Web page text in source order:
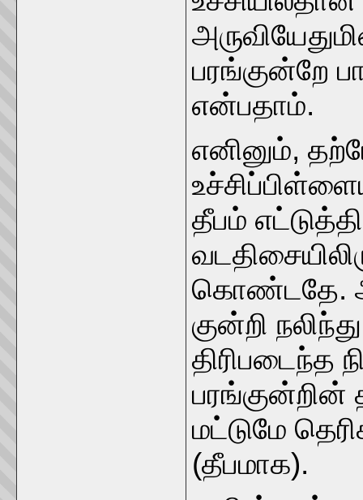
பரங்குன்றே
என்பதாம்.
எனினும்,
தீபம்
கொண்டதே.
குன்றி
திரிபடைந்த
பரங்குன்றின்
மட்டுமே
(தீபமாக).